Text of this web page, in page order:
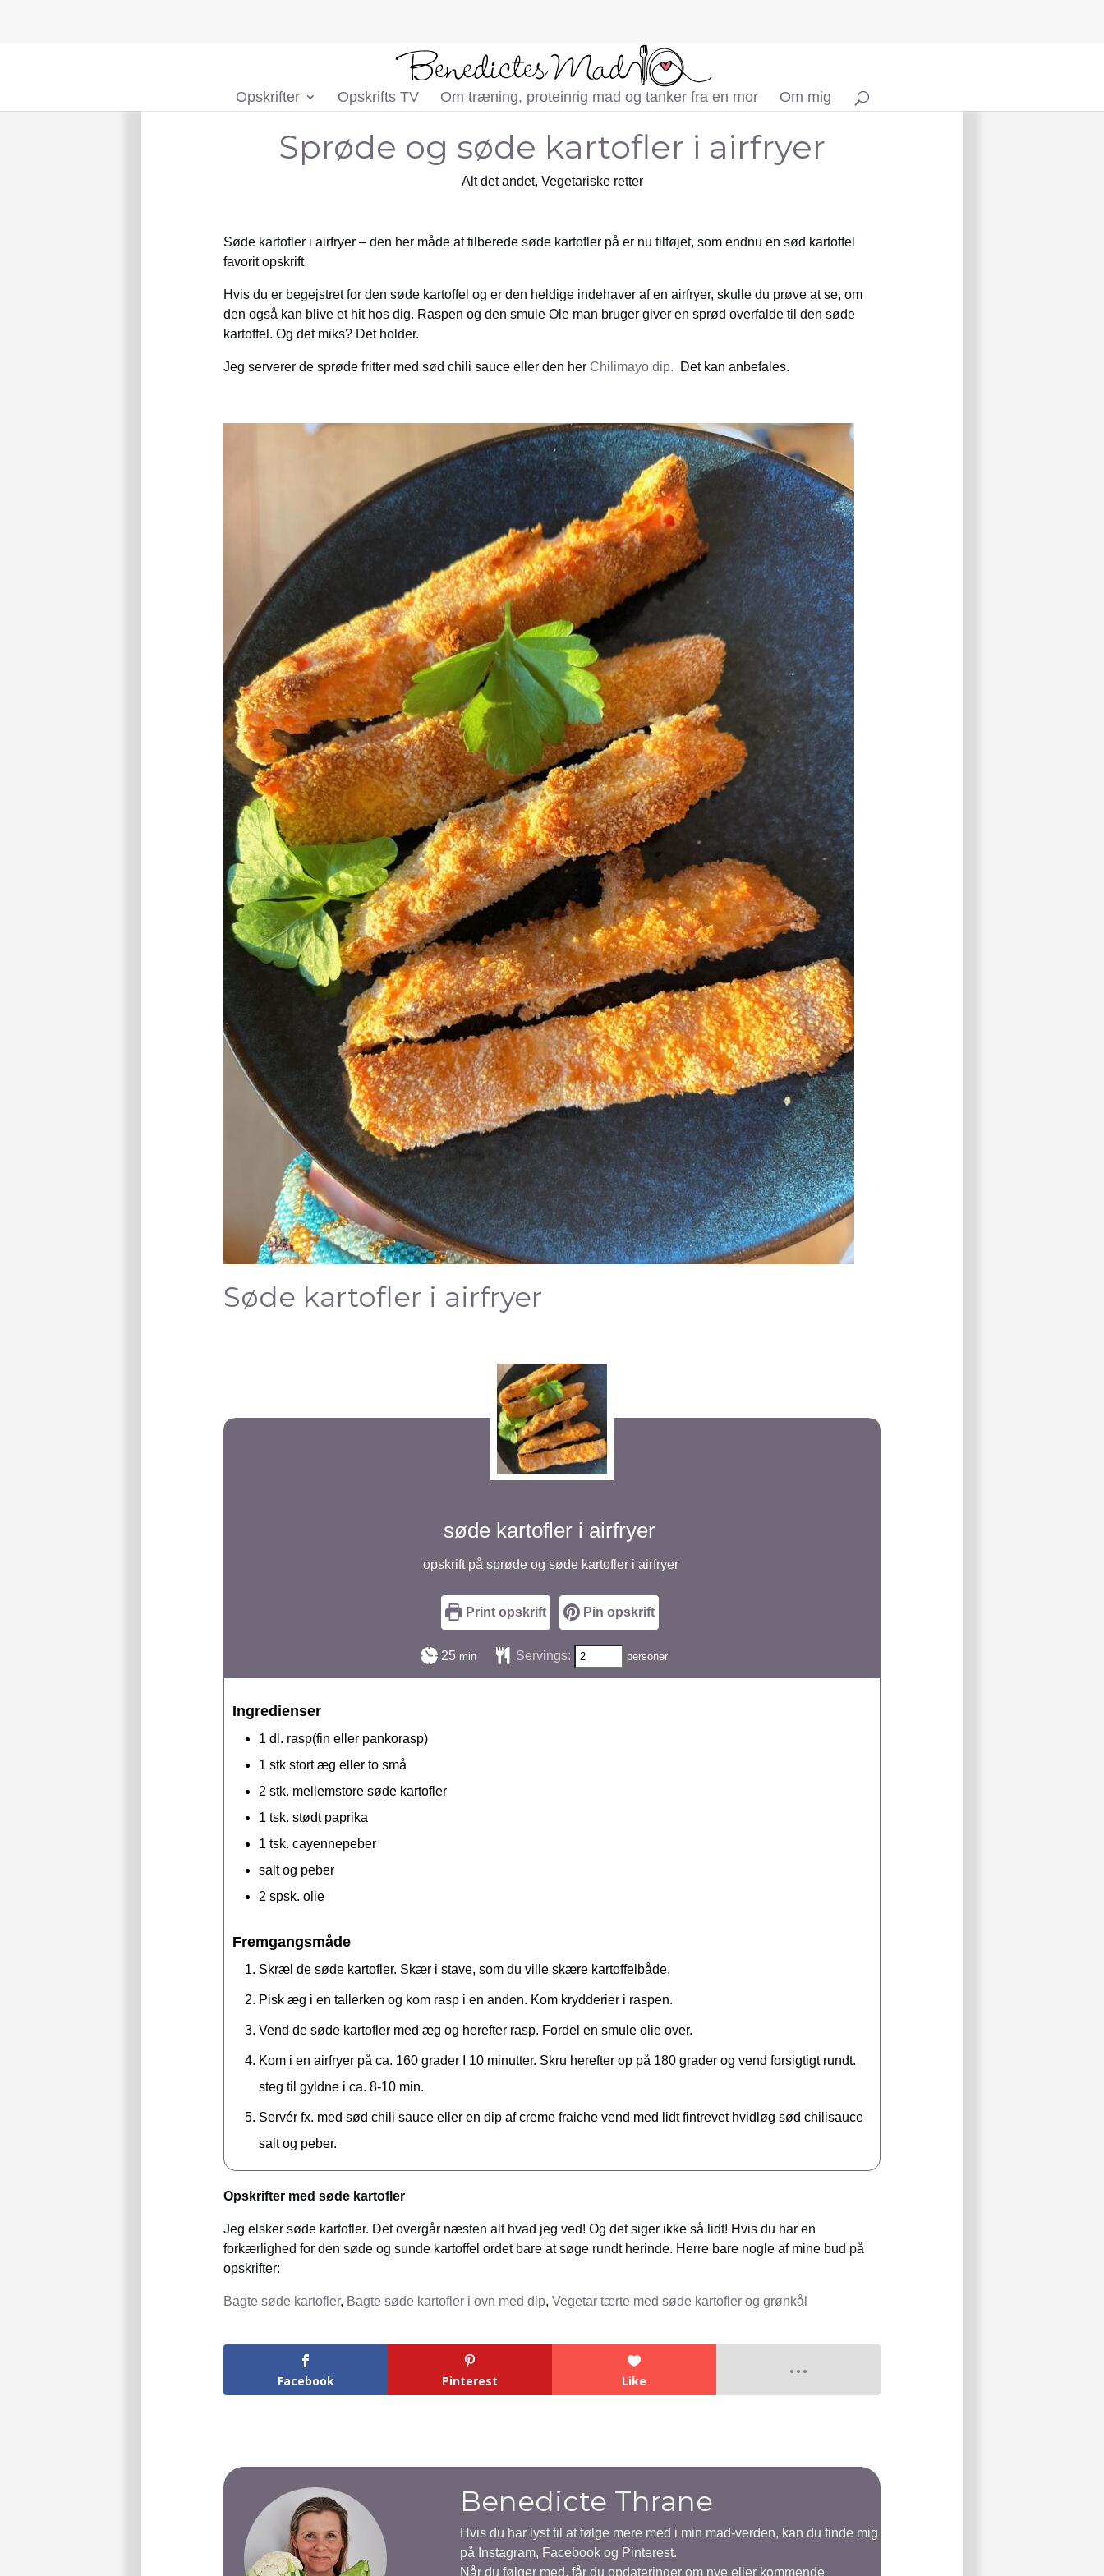
Opskrifter Opskrifts TV Om træning, proteinrig mad og tanker fra en mor Om mig
Sprøde og søde kartofler i airfryer
Alt det andet, Vegetariske retter
Søde kartofler i airfryer – den her måde at tilberede søde kartofler på er nu tilføjet, som endnu en sød kartoffel
favorit opskrift.
Hvis du er begejstret for den søde kartoffel og er den heldige indehaver af en airfryer, skulle du prøve at se, om
den også kan blive et hit hos dig. Raspen og den smule Ole man bruger giver en sprød overfalde til den søde
kartoffel. Og det miks? Det holder.
Jeg serverer de sprøde fritter med sød chili sauce eller den her Chilimayo dip. Det kan anbefales.
Søde kartofler i airfryer
søde kartofler i airfryer
opskrift på sprøde og søde kartofler i airfryer
Print opskrift Pin opskrift
25minutter
min Servings: personer
Ingredienser
1 dl. rasp(fin eller pankorasp)
1 stk stort æg eller to små
2 stk. mellemstore søde kartofler
1 tsk. stødt paprika
1 tsk. cayennepeber
salt og peber
2 spsk. olie
Fremgangsmåde
Skræl de søde kartofler. Skær i stave, som du ville skære kartoffelbåde.
Pisk æg i en tallerken og kom rasp i en anden. Kom krydderier i raspen.
Vend de søde kartofler med æg og herefter rasp. Fordel en smule olie over.
Kom i en airfryer på ca. 160 grader I 10 minutter. Skru herefter op på 180 grader og vend forsigtigt rundt.
steg til gyldne i ca. 8-10 min.
Servér fx. med sød chili sauce eller en dip af creme fraiche vend med lidt fintrevet hvidløg sød chilisauce
salt og peber.
Opskrifter med søde kartofler
Jeg elsker søde kartofler. Det overgår næsten alt hvad jeg ved! Og det siger ikke så lidt! Hvis du har en
forkærlighed for den søde og sunde kartoffel ordet bare at søge rundt herinde. Herre bare nogle af mine bud på
opskrifter:
Bagte søde kartofler, Bagte søde kartofler i ovn med dip, Vegetar tærte med søde kartofler og grønkål
Facebook Pinterest Like
Benedicte Thrane
Hvis du har lyst til at følge mere med i min mad-verden, kan du finde mig
på Instagram, Facebook og Pinterest.
Når du følger med, får du opdateringer om nye eller kommende